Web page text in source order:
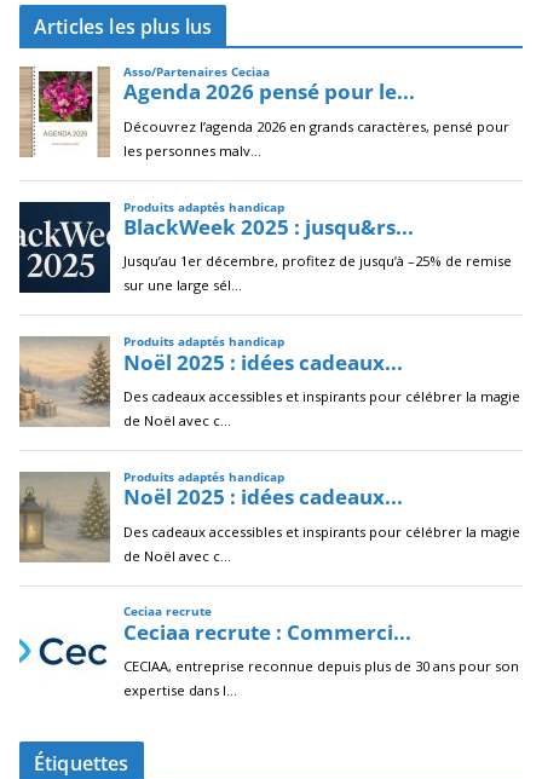
i
v
e
s
Articles les plus lus
Étiquettes